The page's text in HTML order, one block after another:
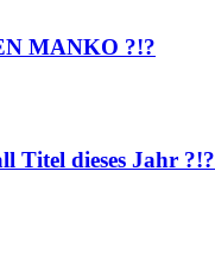
MANKO ?!?
Titel dieses Jahr ?!?